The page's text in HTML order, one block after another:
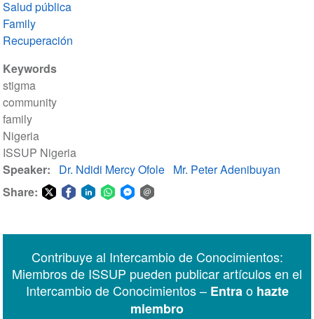
Salud pública
Family
Recuperación
Keywords
stigma
community
family
Nigeria
ISSUP Nigeria
Speaker
Dr. Ndidi Mercy Ofole Mr. Peter Adenibuyan
Share:
Messenger
Contribuye al Intercambio de Conocimientos:
Miembros de ISSUP pueden publicar artículos en el
Intercambio de Conocimientos – Entrao hazte
miembro